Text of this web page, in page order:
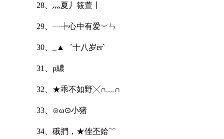
28、灬夏丿筱萱丨
29、┈┾心中有爱︶ㄣ
30、_▲゛十八岁er`
31、ρ繷
32、★乖不如野╳∩﹏∩
33、⊙ω⊙小猪
34、硪捫，★侳丕姶﹌